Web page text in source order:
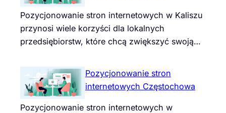
Pozycjonowanie stron internetowych w Kaliszu
przynosi wiele korzyści dla lokalnych
przedsiębiorstw, które chcą zwiększyć swoją…
Pozycjonowanie stron
internetowych Częstochowa
Pozycjonowanie stron internetowych w